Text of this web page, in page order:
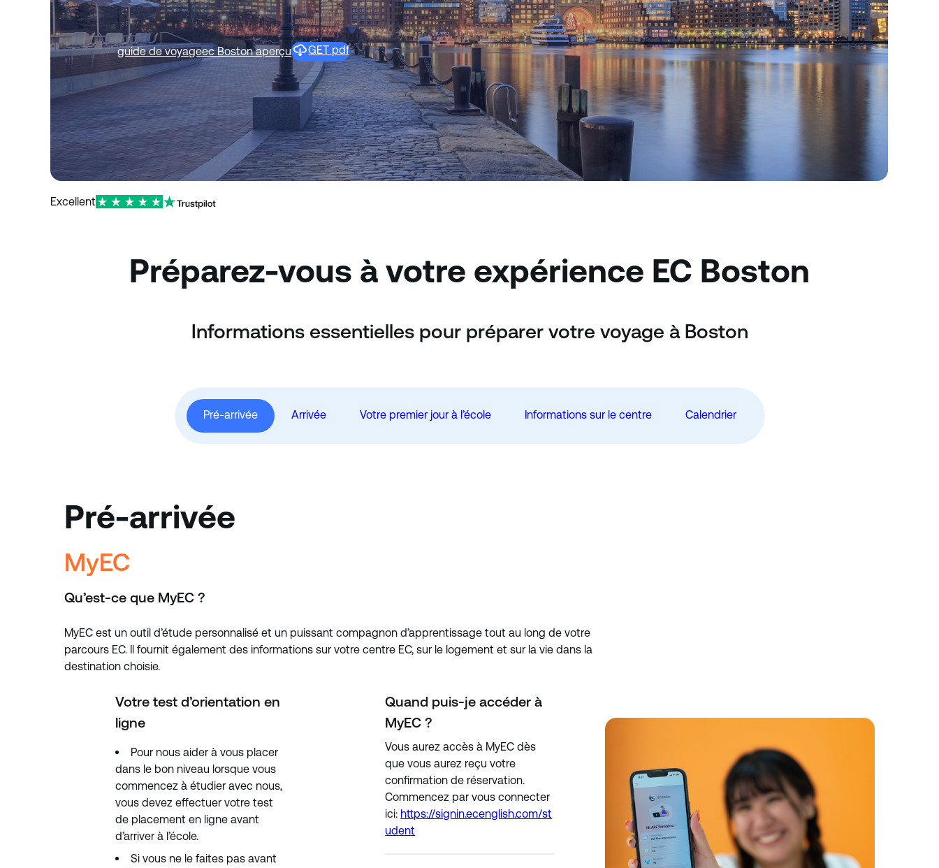
guide de voyageec Boston aperçu GET pdf
Excellent
Préparez-vous à votre expérience EC Boston
Informations essentielles pour préparer votre voyage à Boston
Pré-arrivée Arrivée Votre premier jour à l’école Informations sur le centre Calendrier
Pré-arrivée
MyEC
Qu’est-ce que MyEC ?
MyEC est un outil d’étude personnalisé et un puissant compagnon d’apprentissage tout au long de votre
parcours EC. Il fournit également des informations sur votre centre EC, sur le logement et sur la vie dans la
destination choisie.
Votre test d’orientation en
ligne
Pour nous aider à vous placer
dans le bon niveau lorsque vous
commencez à étudier avec nous,
vous devez effectuer votre test
de placement en ligne avant
d’arriver à l’école.
Si vous ne le faites pas avant
Quand puis-je accéder à
MyEC ?
Vous aurez accès à MyEC dès
que vous aurez reçu votre
confirmation de réservation.
Commencez par vous connecter
ici: https://signin.ecenglish.com/st
udent